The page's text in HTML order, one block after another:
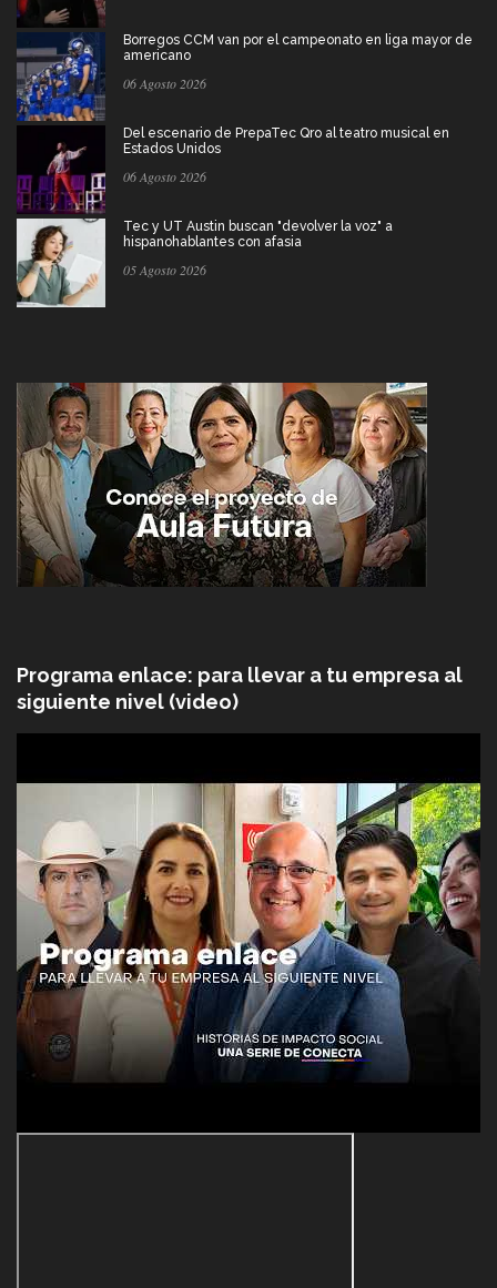
Borregos CCM van por el campeonato en liga mayor de
americano
06 Agosto 2026
Del escenario de PrepaTec Qro al teatro musical en
Estados Unidos
06 Agosto 2026
Tec y UT Austin buscan "devolver la voz" a
hispanohablantes con afasia
05 Agosto 2026
Programa enlace: para llevar a tu empresa al
siguiente nivel (video)